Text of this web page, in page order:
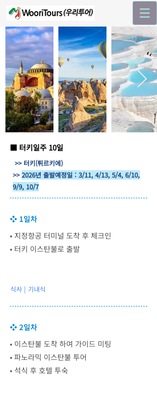
■ 터키일주 10일
>> 터키(튀르키에)
>>2026년 출발예정일 : 3/11, 4/13, 5/4, 6/10,
9/9, 10/7
❖ 1일차
• 지정항공 터미널 도착 후 체크인
• 터키 이스탄불로 출발
식사 | 기내식
❖ 2일차
• 이스탄불 도착 하여 가이드 미팅
•파노라믹 이스탄불 투어
• 석식 후 호텔 투숙